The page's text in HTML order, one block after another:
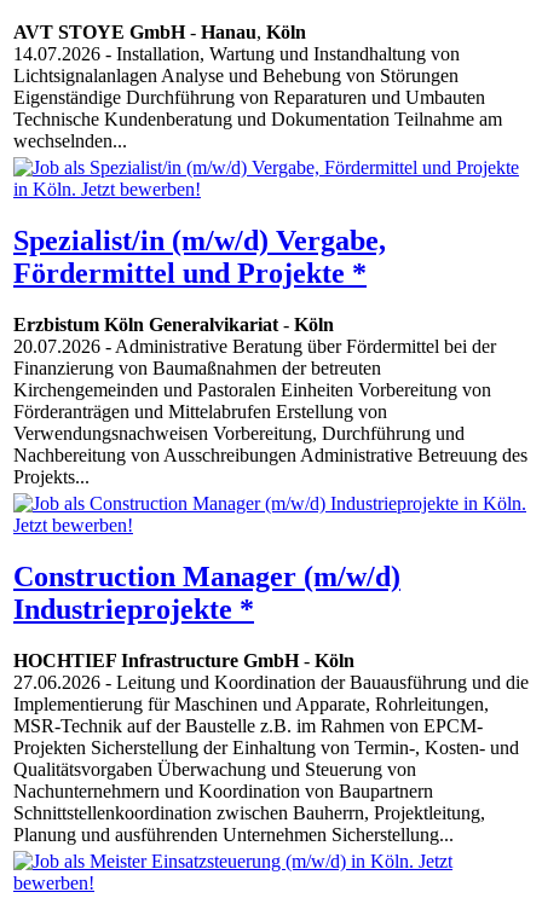
AVT STOYE GmbH- Hanau, Köln
14.07.2026 - Installation, Wartung und Instandhaltung von
Lichtsignalanlagen Analyse und Behebung von Störungen
Eigenständige Durchführung von Reparaturen und Umbauten
Technische Kundenberatung und Dokumentation Teilnahme am
wechselnden...
Spezialist/in (m/w/d) Vergabe,
Fördermittel und Projekte *
Erzbistum Köln Generalvikariat - Köln
20.07.2026 - Administrative Beratung über Fördermittel bei der
Finanzierung von Baumaßnahmen der betreuten
Kirchengemeinden und Pastoralen Einheiten Vorbereitung von
Förderanträgen und Mittelabrufen Erstellung von
Verwendungsnachweisen Vorbereitung, Durchführung und
Nachbereitung von Ausschreibungen Administrative Betreuung des
Projekts...
Construction Manager (m/w/d)
Industrieprojekte *
HOCHTIEF Infrastructure GmbH- Köln
27.06.2026 - Leitung und Koordination der Bauausführung und die
Implementierung für Maschinen und Apparate, Rohrleitungen,
MSR-Technik auf der Baustelle z.B. im Rahmen von EPCM-
Projekten Sicherstellung der Einhaltung von Termin-, Kosten- und
Qualitätsvorgaben Überwachung und Steuerung von
Nachunternehmern und Koordination von Baupartnern
Schnittstellenkoordination zwischen Bauherrn, Projektleitung,
Planung und ausführenden Unternehmen Sicherstellung...